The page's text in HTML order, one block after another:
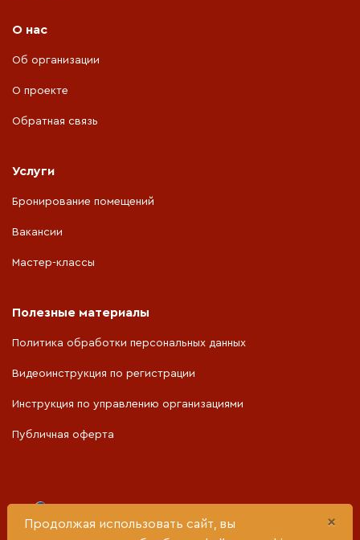
×
Продолжая использовать сайт, вы
О нас
Об организации
О проекте
Обратная связь
Услуги
Бронирование помещений
Вакансии
Мастер-классы
Полезные материалы
Политика обработки персональных данных
Видеоинструкция по регистрации
Инструкция по управлению организациями
Публичная оферта